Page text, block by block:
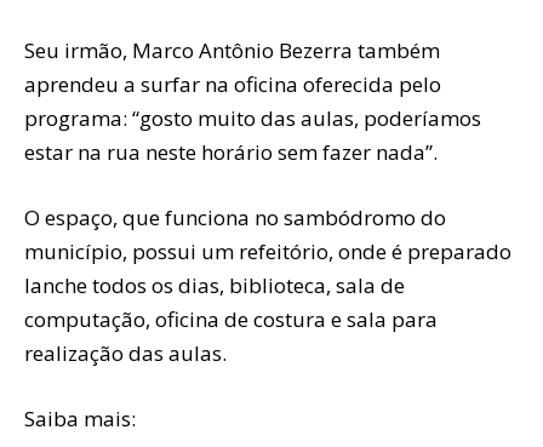
Seu irmão, Marco Antônio Bezerra também
aprendeu a surfar na oficina oferecida pelo
programa: “gosto muito das aulas, poderíamos
estar na rua neste horário sem fazer nada”.
O espaço, que funciona no sambódromo do
município, possui um refeitório, onde é preparado
lanche todos os dias, biblioteca, sala de
computação, oficina de costura e sala para
realização das aulas.
Saiba mais: